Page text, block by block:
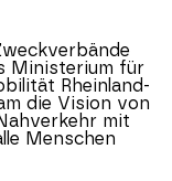
Ministerium für
Rheinland-
die Vision von
mit
Menschen